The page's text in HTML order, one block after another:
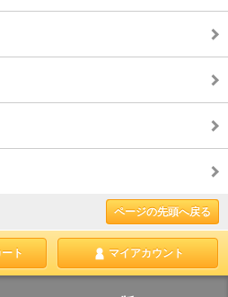
ページの先頭へ戻る
ト マイアカウント